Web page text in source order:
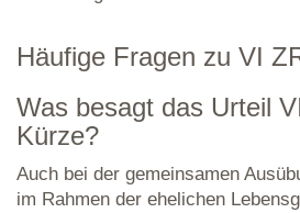
Häufige Fragen zu VI
Was besagt das Urteil
Kürze?
Auch bei der gemeinsamen
im Rahmen der ehelichen